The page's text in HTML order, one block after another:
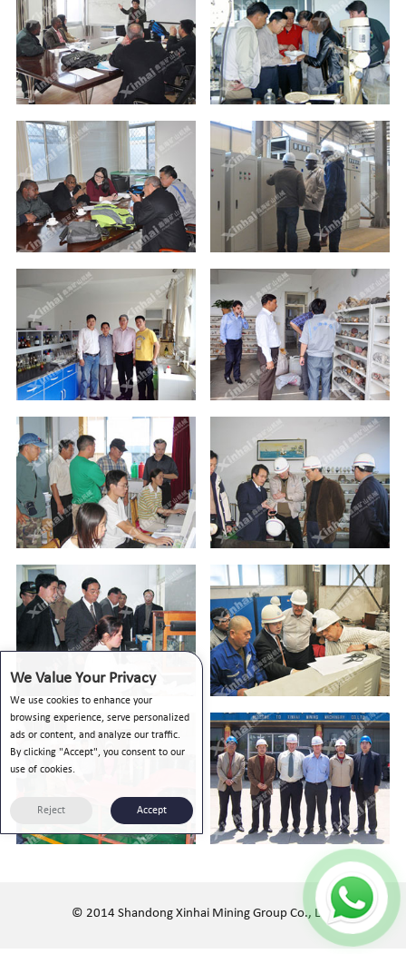
© 2014 Shandong Xinhai Mining Group Co., Ltd.
We Value Your Privacy
We use cookies to enhance your
browsing experience, serve personalized
ads or content, and analyze our traffic.
By clicking "Accept", you consent to our
use of cookies.
Reject Accept